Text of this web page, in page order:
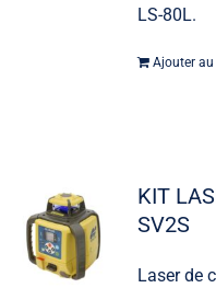
LS-80L.
Ajouter au
KIT
SV2S
Laser de